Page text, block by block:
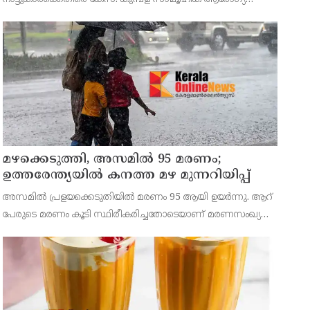
ഡോക്ടർമാർ ഇല്ലാത്തതായിരുന്നു നാട്ടുകാരുടെ
പ്രതിഷേധത്തിന് കാ
മഴക്കെടുത്തി, അസമിൽ 95 മരണം;
ഉത്തരേന്ത്യയില്‍ കനത്ത മഴ മുന്നറിയിപ്പ്
അസമില്‍ പ്രളയക്കെടുതിയില്‍ മരണം 95 ആയി ഉയര്‍ന്നു. ആറ്
പേരുടെ മരണം കൂടി സ്ഥിരീകരിച്ചതോടെയാണ് മരണസംഖ്യ
മഴക്കെടുതി ബാധിച്ചത്.